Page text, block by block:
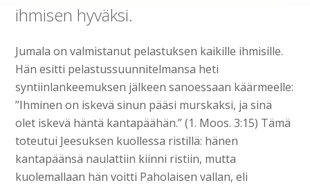
ihmisen hyväksi.
Jumala on valmistanut pelastuksen kaikille ihmisille.
Hän esitti pelastussuunnitelmansa heti
syntiinlankeemuksen jälkeen sanoessaan käärmeelle:
”Ihminen on iskevä sinun pääsi murskaksi, ja sinä
olet iskevä häntä kantapäähän.” (1. Moos. 3:15) Tämä
toteutui Jeesuksen kuollessa ristillä: hänen
kantapäänsä naulattiin kiinni ristiin, mutta
kuolemallaan hän voitti Paholaisen vallan, eli